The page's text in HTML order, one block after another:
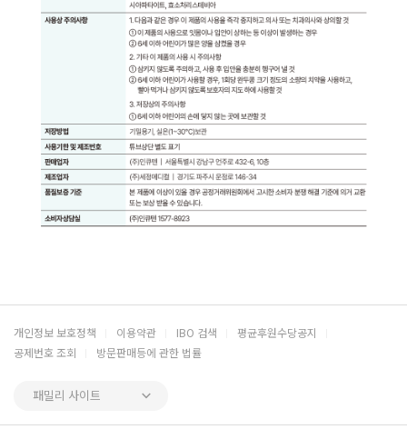
개인정보 보호정책 이용약관 IBO 검색
평균후원수당공지
공제번호 조회
방문판매등에 관한 법률
패밀리 사이트